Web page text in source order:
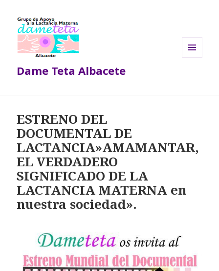
Dame Teta Albacete
ESTRENO DEL
DOCUMENTAL DE
LACTANCIA»AMAMANTAR,
EL VERDADERO
SIGNIFICADO DE LA
LACTANCIA MATERNA en
nuestra sociedad».